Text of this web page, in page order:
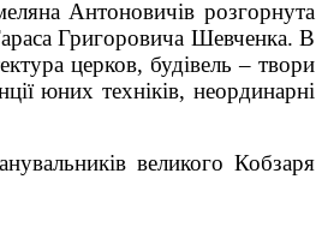
Антоновичів розгорнута
Григоровича Шевченка. В
церков, будівель – твори
юних техніків, неординарні
великого Кобзаря